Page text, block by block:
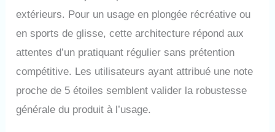
extérieurs. Pour un usage en plongée récréative ou
en sports de glisse, cette architecture répond aux
attentes d’un pratiquant régulier sans prétention
compétitive. Les utilisateurs ayant attribué une note
proche de 5 étoiles semblent valider la robustesse
générale du produit à l’usage.